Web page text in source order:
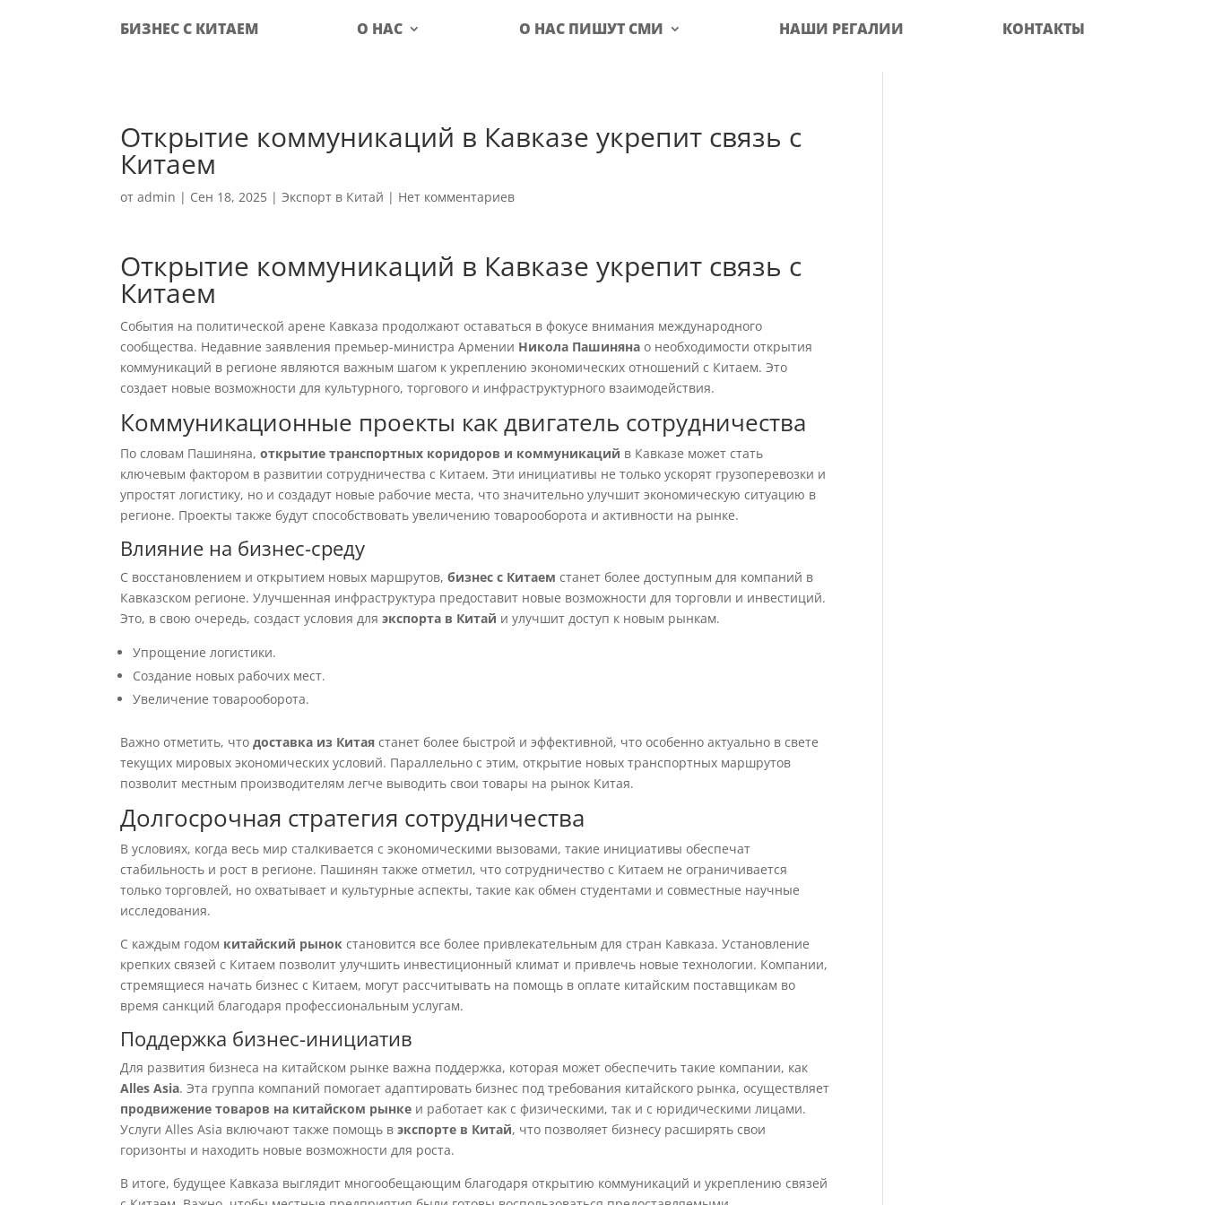
БИЗНЕС С КИТАЕМ О НАС О НАС ПИШУТ СМИ НАШИ РЕГАЛИИ КОНТАКТЫ
Открытие коммуникаций в Кавказе укрепит связь с
Китаем
отadmin | Сен 18, 2025 |Экспорт в Китай | Нет комментариев
Открытие коммуникаций в Кавказе укрепит связь с
Китаем
События на политической арене Кавказа продолжают оставаться в фокусе внимания международного
сообщества. Недавние заявления премьер-министра Армении Никола Пашиняна о необходимости открытия
коммуникаций в регионе являются важным шагом к укреплению экономических отношений с Китаем. Это
создает новые возможности для культурного, торгового и инфраструктурного взаимодействия.
Коммуникационные проекты как двигатель сотрудничества
По словам Пашиняна,открытие транспортных коридоров и коммуникаций в Кавказе может стать
ключевым фактором в развитии сотрудничества с Китаем. Эти инициативы не только ускорят грузоперевозки и
упростят логистику, но и создадут новые рабочие места, что значительно улучшит экономическую ситуацию в
регионе. Проекты также будут способствовать увеличению товарооборота и активности на рынке.
Влияние на бизнес-среду
С восстановлением и открытием новых маршрутов,бизнес с Китаем станет более доступным для компаний в
Кавказском регионе. Улучшенная инфраструктура предоставит новые возможности для торговли и инвестиций.
Это, в свою очередь, создаст условия дляэкспорта в Китай и улучшит доступ к новым рынкам.
Упрощение логистики.
Создание новых рабочих мест.
Увеличение товарооборота.
Важно отметить, чтодоставка из Китая станет более быстрой и эффективной, что особенно актуально в свете
текущих мировых экономических условий. Параллельно с этим, открытие новых транспортных маршрутов
позволит местным производителям легче выводить свои товары на рынок Китая.
Долгосрочная стратегия сотрудничества
В условиях, когда весь мир сталкивается с экономическими вызовами, такие инициативы обеспечат
стабильность и рост в регионе. Пашинян также отметил, что сотрудничество с Китаем не ограничивается
только торговлей, но охватывает и культурные аспекты, такие как обмен студентами и совместные научные
исследования.
С каждым годом китайский рынок становится все более привлекательным для стран Кавказа. Установление
крепких связей с Китаем позволит улучшить инвестиционный климат и привлечь новые технологии. Компании,
стремящиеся начать бизнес с Китаем, могут рассчитывать на помощь в оплате китайским поставщикам во
время санкций благодаря профессиональным услугам.
Поддержка бизнес-инициатив
Для развития бизнеса на китайском рынке важна поддержка, которая может обеспечить такие компании, как
Alles Asia. Эта группа компаний помогает адаптировать бизнес под требования китайского рынка, осуществляет
продвижение товаров на китайском рынке и работает как с физическими, так и с юридическими лицами.
Услуги Alles Asia включают также помощь вэкспорте в Китай, что позволяет бизнесу расширять свои
горизонты и находить новые возможности для роста.
В итоге, будущее Кавказа выглядит многообещающим благодаря открытию коммуникаций и укреплению связей